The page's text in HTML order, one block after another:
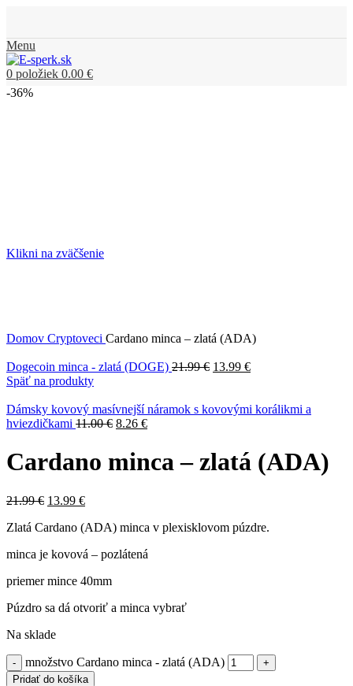
Menu
0 položiek 0.00 €
-36%
Klikni na zväčšenie
Domov Cryptoveci Cardano minca – zlatá (ADA)
Dogecoin minca - zlatá (DOGE) 21.99€ 13.99 €
Späť na produkty
Dámsky kovový masívnejší náramok s kovovými korálikmi a
hviezdičkami 11.00€ 8.26 €
Cardano minca – zlatá (ADA)
21.99€ 13.99 €
Zlatá Cardano (ADA) minca v plexisklovom púzdre.
minca je kovová – pozlátená
priemer mince 40mm
Púzdro sa dá otvoriť a minca vybrať
Na sklade
množstvo Cardano minca - zlatá (ADA)
Pridať do košíka